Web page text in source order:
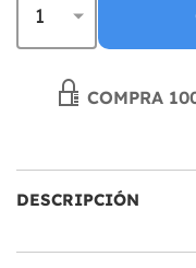
COMPRA
DESCRIPCIÓN